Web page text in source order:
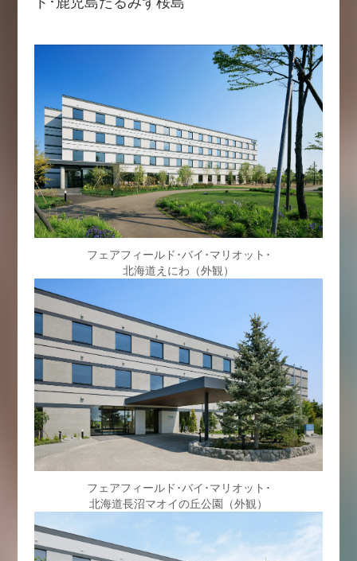
フェアフィールド･バイ･マリオット･
北海道えにわ（外観）
フェアフィールド･バイ･マリオット･
北海道長沼マオイの丘公園（外観）